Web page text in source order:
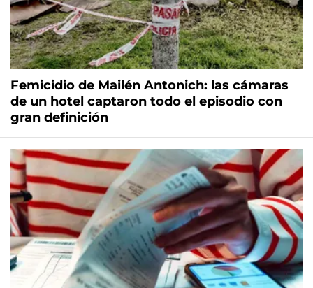
Femicidio de Mailén Antonich: las cámaras
de un hotel captaron todo el episodio con
gran definición